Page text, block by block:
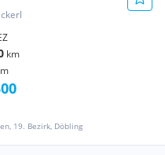
km
19. Bezirk, Döbling